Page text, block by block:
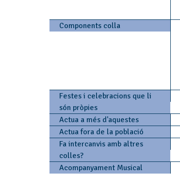
Components colla
Festes i celebracions que li
són pròpies
Actua a més d'aquestes
Actua fora de la població
Fa intercanvis amb altres
colles?
Acompanyament Musical